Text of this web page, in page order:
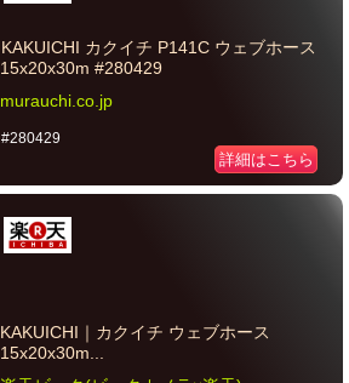
KAKUICHI カクイチ P141C ウェブホース
15x20x30m #280429
murauchi.co.jp
#280429
詳細はこちら
KAKUICHI｜カクイチ ウェブホース
15x20x30m...